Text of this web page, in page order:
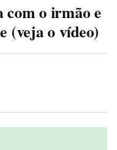
com o irmão e
(veja o vídeo)